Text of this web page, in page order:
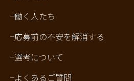
働く人たち
応募前の不安を解消する
選考について
よくあるご質問